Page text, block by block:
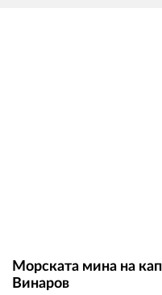
Морската мина на
Винаров